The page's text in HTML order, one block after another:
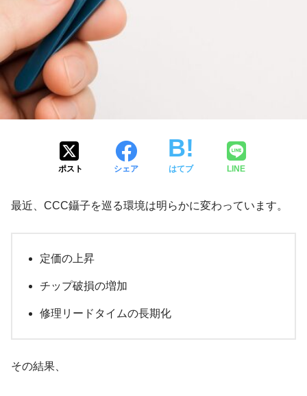
ポスト シェア はてブ LINE
最近、CCC鑷子を巡る環境は明らかに変わっています。
定価の上昇
チップ破損の増加
修理リードタイムの長期化
その結果、